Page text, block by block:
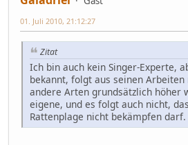
01. Juli 2010, 21:12:27
Zitat
Ich bin auch kein Singer-Experte,
bekannt, folgt aus seinen
andere Arten grundsätzlich höher
eigene, und es folgt auch nicht,
Rattenplage nicht bekämpfen darf.